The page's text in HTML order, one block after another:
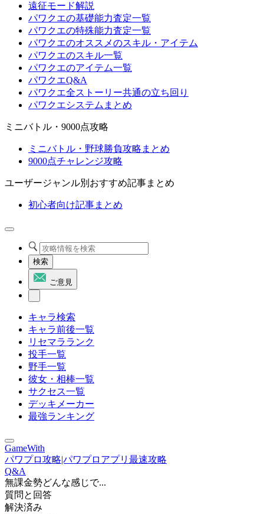
遠征モード解説
パワクエの基礎能力査定一覧
パワクエの特殊能力査定一覧
パワクエのオススメのスキル・アイテム
パワクエのスキル一覧
パワクエのアイテム一覧
パワクエQ&A
パワクエ全ストーリー共通の立ち回り
パワクエシステムまとめ
ミニバトル・9000点攻略
ミニバトル・野球勝負攻略まとめ
9000点チャレンジ攻略
ユーザージャンル別おすすめ記事まとめ
初心者向け記事まとめ
検索
ご意見
キャラ検索
キャラ前後一覧
リセマラランク
投手一覧
野手一覧
彼女・相棒一覧
サクセス一覧
デッキメーカー
最強ランキング
GameWith
パワプロ攻略|パワプロアプリ最速攻略
Q&A
無課金勢どんな感じで...
質問と回答
解決済み